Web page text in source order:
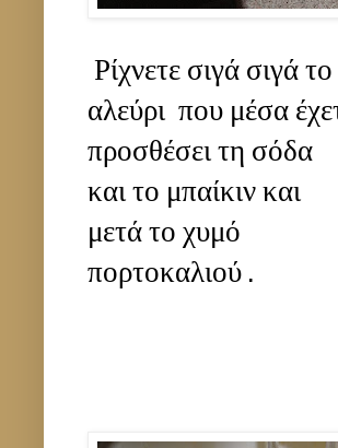
Ρίχνετε σιγά σιγά το
αλεύρι που μέσα
προσθέσει τη σόδα
και το μπαίκιν και
μετά το χυμό
πορτοκαλιού .